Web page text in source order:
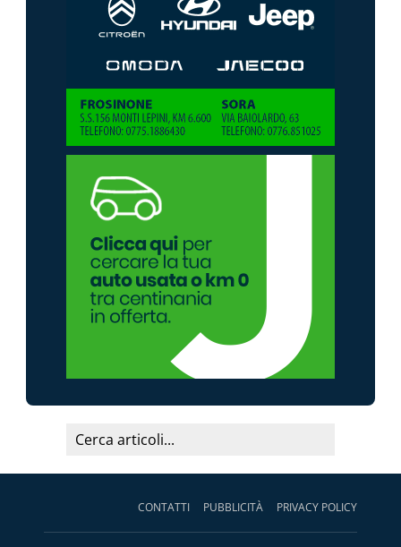
CONTATTI PUBBLICITÀ PRIVACY POLICY